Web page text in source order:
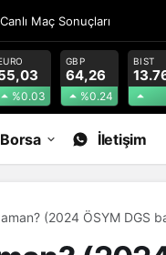
Canlı Maç Sonuçları
%0.03
GBP
64,26
%0.24
BIST
Borsa İletişim
(2024 ÖSYM DGS